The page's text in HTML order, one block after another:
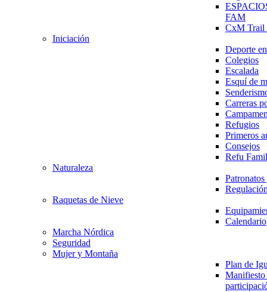
FAM
CxM
Iniciación
Deporte
Colegios
Escalada
Esquí de
Carreras
Refugios
Primeros
Consejos
Refu
Naturaleza
Raquetas de Nieve
Calendario
Marcha Nórdica
Seguridad
Mujer y Montaña
Plan de